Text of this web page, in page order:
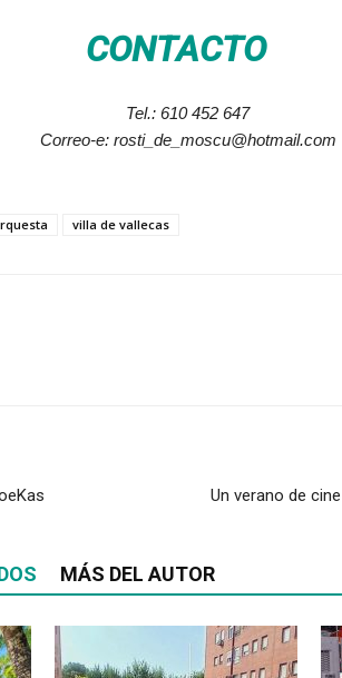
CONTACTO
Tel.: 610 452 647
Correo-e: rosti_de_moscu@hotmail.com
villa de vallecas
Un verano de
MÁS DEL AUTOR